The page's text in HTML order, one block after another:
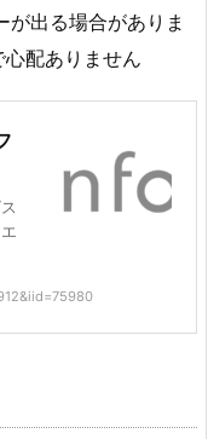
が出る場合がありま
配ありません